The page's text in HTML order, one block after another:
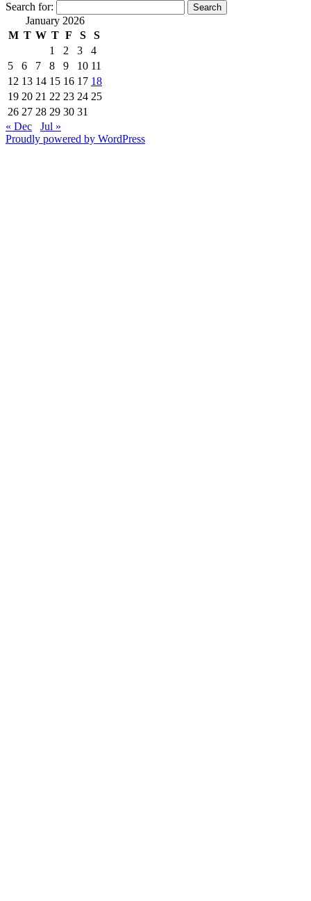
Search for:
January 2026
M T W T F S
S
1
2 3
4
5
6 7 8 9 10 11
12 13 14 15 16 17 18
19 20 21 22 23 24 25
26 27 28 29 30 31
« Dec
Jul »
Proudly powered by WordPress